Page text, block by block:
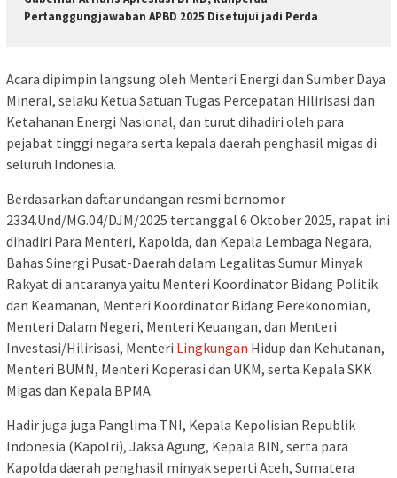
Pertanggungjawaban APBD 2025 Disetujui jadi Perda
Acara dipimpin langsung oleh Menteri Energi dan Sumber Daya
Mineral, selaku Ketua Satuan Tugas Percepatan Hilirisasi dan
Ketahanan Energi Nasional, dan turut dihadiri oleh para
pejabat tinggi negara serta kepala daerah penghasil migas di
seluruh Indonesia.
Berdasarkan daftar undangan resmi bernomor
2334.Und/MG.04/DJM/2025 tertanggal 6 Oktober 2025, rapat ini
dihadiri Para Menteri, Kapolda, dan Kepala Lembaga Negara,
Bahas Sinergi Pusat-Daerah dalam Legalitas Sumur Minyak
Rakyat di antaranya yaitu Menteri Koordinator Bidang Politik
dan Keamanan, Menteri Koordinator Bidang Perekonomian,
Menteri Dalam Negeri, Menteri Keuangan, dan Menteri
Investasi/Hilirisasi, Menteri Lingkungan Hidup dan Kehutanan,
Menteri BUMN, Menteri Koperasi dan UKM, serta Kepala SKK
Migas dan Kepala BPMA.
Hadir juga juga Panglima TNI, Kepala Kepolisian Republik
Indonesia (Kapolri), Jaksa Agung, Kepala BIN, serta para
Kapolda daerah penghasil minyak seperti Aceh, Sumatera